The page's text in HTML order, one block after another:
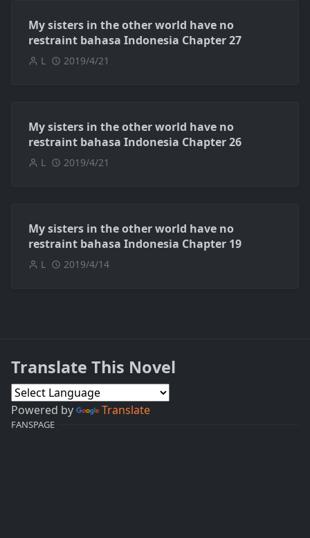
My sisters in the other world have no
restraint bahasa Indonesia Chapter 27
L 2019/4/21
My sisters in the other world have no
restraint bahasa Indonesia Chapter 26
L 2019/4/21
My sisters in the other world have no
restraint bahasa Indonesia Chapter 19
L 2019/4/14
Translate This Novel
Powered by Translate
FANSPAGE